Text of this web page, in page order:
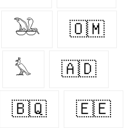
𓅒 🇴🇲
𓅘 🇦🇩
🇧🇶 🇪🇪